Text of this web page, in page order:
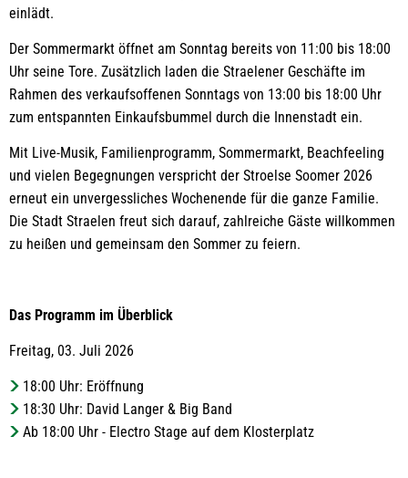
einlädt.
Der Sommermarkt öffnet am Sonntag bereits von 11:00 bis 18:00
Uhr seine Tore. Zusätzlich laden die Straelener Geschäfte im
Rahmen des verkaufsoffenen Sonntags von 13:00 bis 18:00 Uhr
zum entspannten Einkaufsbummel durch die Innenstadt ein.
Mit Live-Musik, Familienprogramm, Sommermarkt, Beachfeeling
und vielen Begegnungen verspricht der Stroelse Soomer 2026
erneut ein unvergessliches Wochenende für die ganze Familie.
Die Stadt Straelen freut sich darauf, zahlreiche Gäste willkommen
zu heißen und gemeinsam den Sommer zu feiern.
Das Programm im Überblick
Freitag, 03. Juli 2026
18:00 Uhr: Eröffnung
18:30 Uhr: David Langer & Big Band
Ab 18:00 Uhr - Electro Stage auf dem Klosterplatz